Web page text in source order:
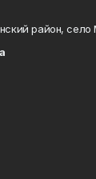
район, село